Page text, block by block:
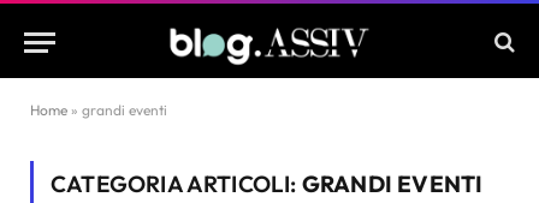
Home » grandi eventi
CATEGORIA ARTICOLI: GRANDI EVENTI